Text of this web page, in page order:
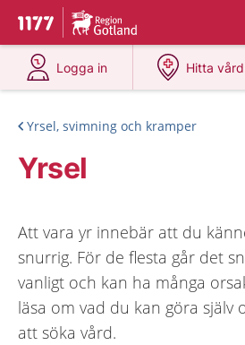
Till startsidan för 1177
Du har valt region
Logga in
på 1177.se
Hitta vård
på
Yrsel, svimning och kramper
Yrsel
Att vara yr innebär att du
snurrig. För de flesta går det
vanligt och kan ha många
läsa om vad du kan göra själv
att söka vård.